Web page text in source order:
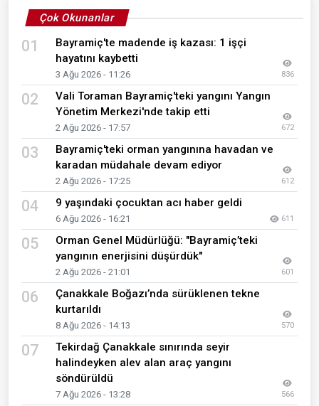
Çok Okunanlar
01
Bayramiç'te madende iş kazası: 1 işçi
hayatını kaybetti
3 Ağu 2026 - 11:26 836
02
Vali Toraman Bayramiç'teki yangını Yangın
Yönetim Merkezi'nde takip etti
2 Ağu 2026 - 17:57 672
03
Bayramiç'teki orman yangınına havadan ve
karadan müdahale devam ediyor
2 Ağu 2026 - 17:25 612
04 9 yaşındaki çocuktan acı haber geldi
6 Ağu 2026 - 16:21 611
05
Orman Genel Müdürlüğü: "Bayramiç’teki
yangının enerjisini düşürdük"
2 Ağu 2026 - 21:01 601
06
Çanakkale Boğazı’nda sürüklenen tekne
kurtarıldı
8 Ağu 2026 - 14:13 570
07
Tekirdağ Çanakkale sınırında seyir
halindeyken alev alan araç yangını
söndürüldü
7 Ağu 2026 - 13:28 566